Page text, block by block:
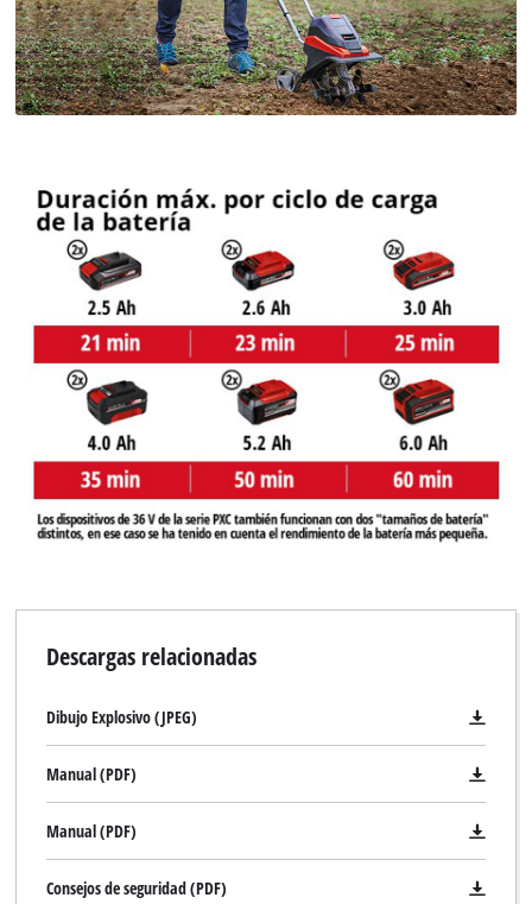
Descargas relacionadas
Dibujo Explosivo (JPEG)
Manual (PDF)
Manual (PDF)
Consejos de seguridad (PDF)